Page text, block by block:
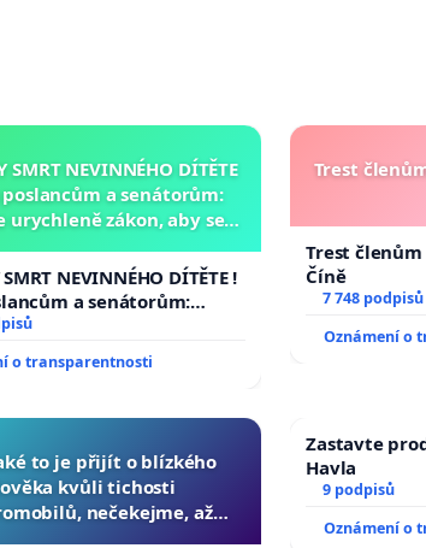
SMRT NEVINNÉHO DÍTĚTE
poslancům a senátorům:
urychleně zákon, aby se
opakovat!
NEVINNÉHO DÍTĚTE !
a senátorům:
zákon, aby se
o transparentnosti
Trest
Trest
Číně
7 748 podpisů
Oznámení o
to je přijít o blízkého
kvůli tichosti
nečekejme, až
Zastavte
Havla
9 podpisů
Oznámení o